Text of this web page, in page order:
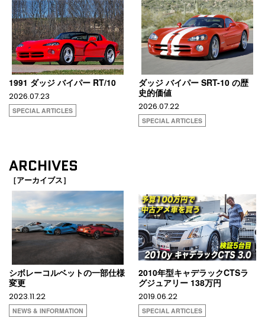
1991 ダッジ バイパー RT/10
2026.07.23
SPECIAL ARTICLES
ダッジ バイパー SRT-10 の歴
史的価値
2026.07.22
SPECIAL ARTICLES
ARCHIVES
［アーカイブス］
シボレーコルベットの一部仕様
変更
2023.11.22
NEWS & INFORMATION
2010年型キャデラックCTSラ
グジュアリー 138万円
2019.06.22
SPECIAL ARTICLES